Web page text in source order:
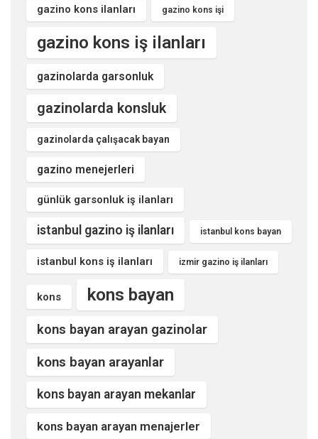
gazino kons ilanları gazino kons işi
gazino kons iş ilanları
gazinolarda garsonluk
gazinolarda konsluk
gazinolarda çalışacak bayan
gazino menejerleri
günlük garsonluk iş ilanları
istanbul gazino iş ilanları istanbul kons bayan
istanbul kons iş ilanları izmir gazino iş ilanları
kons kons bayan
kons bayan arayan gazinolar
kons bayan arayanlar
kons bayan arayan mekanlar
kons bayan arayan menajerler